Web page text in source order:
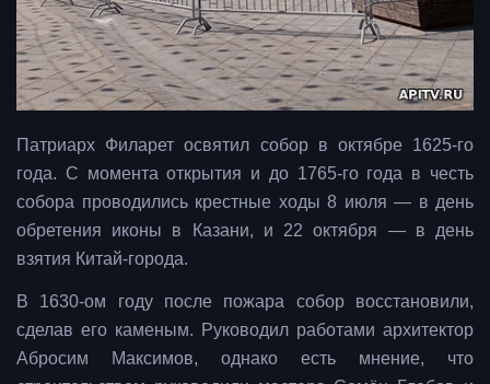
Патриарх Филарет освятил собор в октябре 1625-го
года. С момента открытия и до 1765-го года в честь
собора проводились крестные ходы 8 июля — в день
обретения иконы в Казани, и 22 октября — в день
взятия Китай-города.
В 1630-ом году после пожара собор восстановили,
сделав его каменым. Руководил работами архитектор
Абросим Максимов, однако есть мнение, что